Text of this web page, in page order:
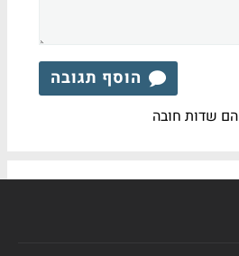
הוסף תגובה
הם שדות חובה